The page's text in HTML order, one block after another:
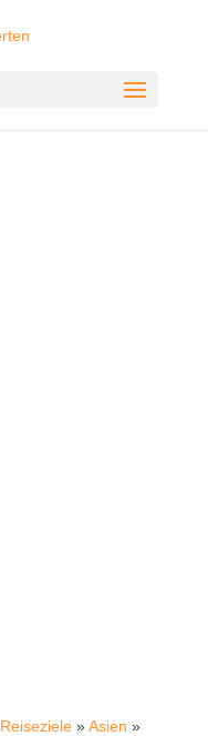
Reiseziele»Asien »